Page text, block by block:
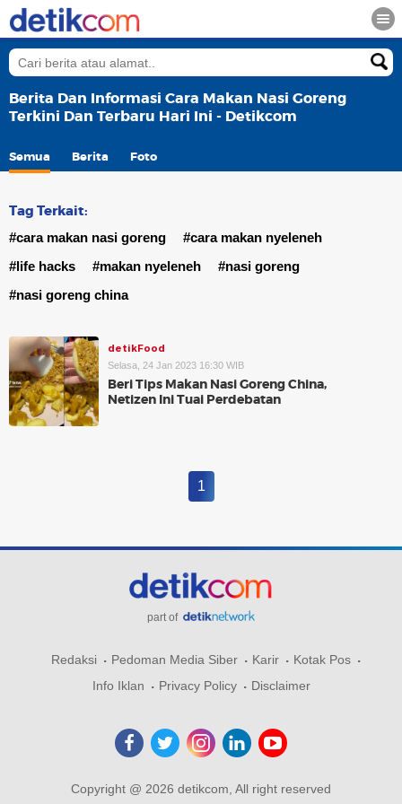
Berita Dan Informasi Cara Makan Nasi Goreng
Terkini Dan Terbaru Hari Ini - Detikcom
Semua Berita Foto
Tag Terkait:
#cara makan nasi goreng
#cara makan nyeleneh
#life hacks
#makan nyeleneh
#nasi goreng
#nasi goreng china
detikFood
Selasa, 24 Jan 2023 16:30 WIB
Beri Tips Makan Nasi Goreng China,
Netizen Ini Tuai Perdebatan
1
part of
Redaksi Pedoman Media Siber Karir
Kotak Pos
Info Iklan
Privacy Policy Disclaimer
Copyright @ 2026 detikcom, All right reserved